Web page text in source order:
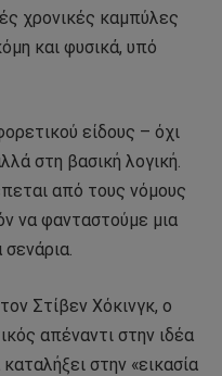
χρονικές καμπύλες
και φυσικά, υπό
είδους – όχι
στη βασική λογική.
από τους νόμους
να φανταστούμε μια
Στίβεν Χόκινγκ, ο
απέναντι στην ιδέα
στην «εικασία